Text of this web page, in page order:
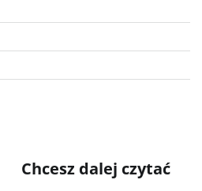
Chcesz dalej czytać